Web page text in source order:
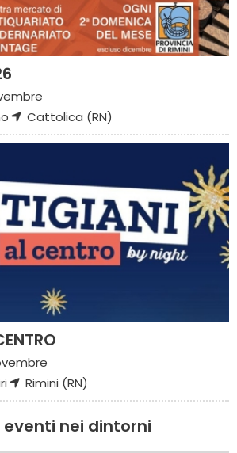
Cattolica (RN)
Rimini (RN)
eventi nei dintorni